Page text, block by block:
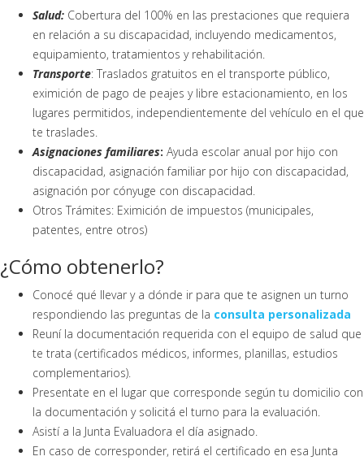
Salud: Cobertura del 100% en las prestaciones que requiera
en relación a su discapacidad, incluyendo medicamentos,
equipamiento, tratamientos y rehabilitación.
Transporte: Traslados gratuitos en el transporte público,
eximición de pago de peajes y libre estacionamiento, en los
lugares permitidos, independientemente del vehículo en el que
te traslades.
Asignaciones familiares: Ayuda escolar anual por hijo con
discapacidad, asignación familiar por hijo con discapacidad,
asignación por cónyuge con discapacidad.
Otros Trámites: Eximición de impuestos (municipales,
patentes, entre otros)
¿Cómo obtenerlo?
Conocé qué llevar y a dónde ir para que te asignen un turno
respondiendo las preguntas de la consulta personalizada
Reuní la documentación requerida con el equipo de salud que
te trata (certificados médicos, informes, planillas, estudios
complementarios).
Presentate en el lugar que corresponde según tu domicilio con
la documentación y solicitá el turno para la evaluación.
Asistí a la Junta Evaluadora el día asignado.
En caso de corresponder, retirá el certificado en esa Junta